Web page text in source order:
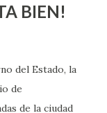
BIEN!
del Estado, la
de
de la ciudad